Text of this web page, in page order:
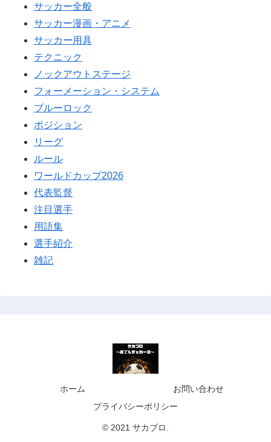
サッカー全般
サッカー漫画・アニメ
サッカー用具
テクニック
ノックアウトステージ
フォーメーション・システム
ブルーロック
ポジション
リーグ
ルール
ワールドカップ2026
代表監督
注目選手
用語集
選手紹介
雑記
ホーム
お問い合わせ
プライバシーポリシー
© 2021 サカブロ.